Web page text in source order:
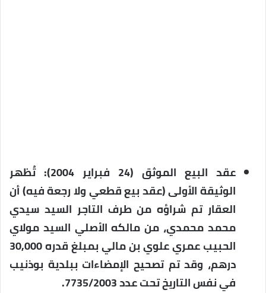
عقد البيع الموثق (24 فبراير 2004): تُظهر
الوثيقة الأولى (عقد بيع قطعي ولا رجعة فيه) أن
العقار تم شراؤه من طرف التاجر السيد سيدي
محمد محمدي، من مالكه الأصلي السيد مولاي
الحبيب عمري علوي بن مالي بمبلغ قدره 30,000
درهم، وقد تم تصحيح الإمضاءات ببلدية بوذنيب
في نفس التاريخ تحت عدد 7735/2003.